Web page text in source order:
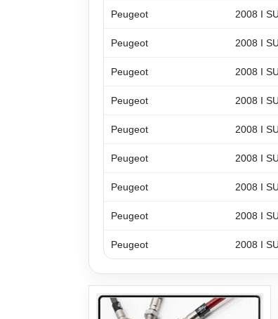
Peugeot 2008 I
Peugeot 2008 I
Peugeot 2008 I
Peugeot 2008 I
Peugeot 2008 I
Peugeot 2008 I
Peugeot 2008 I
Peugeot 2008 I
Peugeot 2008 I